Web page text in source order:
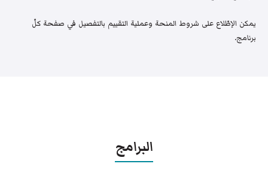
يمكن الإطّلاع على شروط المنحة وعملية التقييم بالتفصيل في صفحة كلّ
برنامج.
البرامج